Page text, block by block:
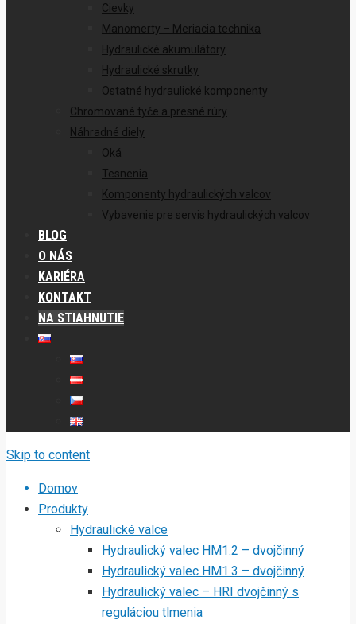
Cievky
Manomerty – Meriacia technika
Hydraulické akumulátory
Hydraulické skrutky
Ostatné hydraulické komponenty
Chromované tyče a presné rúry
Náhradné diely
Oká
Tesnenia
Komponenty hydraulických valcov
Vybavenie pre servis hydraulických valcov
BLOG
O NÁS
KARIÉRA
KONTAKT
NA STIAHNUTIE
Skip to content
Domov
Produkty
Hydraulické valce
Hydraulický valec HM1.2 – dvojčinný
Hydraulický valec HM1.3 – dvojčinný
Hydraulický valec – HRI dvojčinný s
reguláciou tlmenia